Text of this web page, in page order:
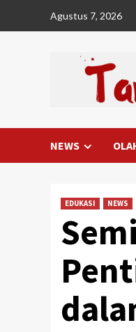
Agustus 7, 2026
NEWS
EDUKASI NEWS